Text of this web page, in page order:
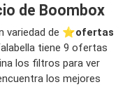
de Boombox
variedad de ⭐️ofertas
tiene 9 ofertas
los filtros para ver
los mejores